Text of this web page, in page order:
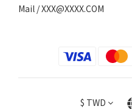
Mail /XXX@XXXX.COM
$ TWD